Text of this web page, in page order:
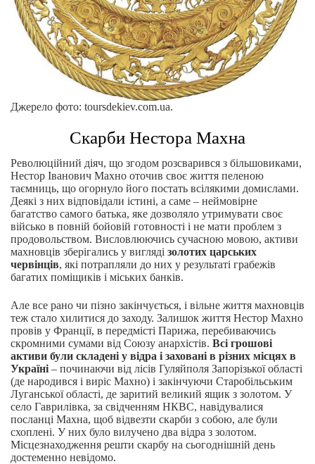
Джерело фото: toursdekiev.com.ua.
Скарби Нестора Махна
Революційний діяч, що згодом розсварився з більшовиками,
Нестор Іванович Махно оточив своє життя пеленою
таємниць, що огорнуло його постать всілякими домислами.
Деякі з них відповідали істині, а саме – неймовірне
багатство самого батька, яке дозволяло утримувати своє
військо в повній бойовій готовності і не мати проблем з
продовольством. Висловлюючись сучасною мовою, активи
махновців зберігались у вигляді золотих царських
червінців, які потрапляли до них у результаті грабежів
багатих поміщиків і міських банків.
Але все рано чи пізно закінчується, і вільне життя махновців
теж стало хилитися до заходу. Залишок життя Нестор Махно
провів у Франції, в передмісті Парижа, перебиваючись
скромними сумами від Союзу анархістів. Всі грошові
активи були складені у відра і заховані в різних місцях в
Україні – починаючи від лісів Гуляйполя Запорізької області
(де народився і виріс Махно) і закінчуючи Старобільським
Луганської області, де заритий великий ящик з золотом. У
село Гаврилівка, за свідченням НКВС, навідувалися
посланці Махна, щоб відвезти скарби з собою, але були
схоплені. У них було вилучено два відра з золотом.
Місцезнаходження решти скарбу на сьогоднішній день
достеменно невідомо.